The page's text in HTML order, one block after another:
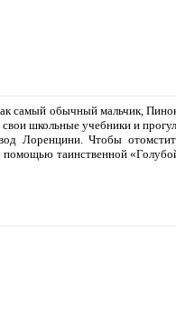
самый обычный мальчик,
школьные учебники и
Лоренцини. Чтобы
таинственной